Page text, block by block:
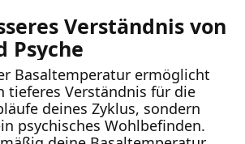
Verständnis von
Psyche
Basaltemperatur ermöglicht
tieferes Verständnis für die
deines Zyklus, sondern
psychisches Wohlbefinden.